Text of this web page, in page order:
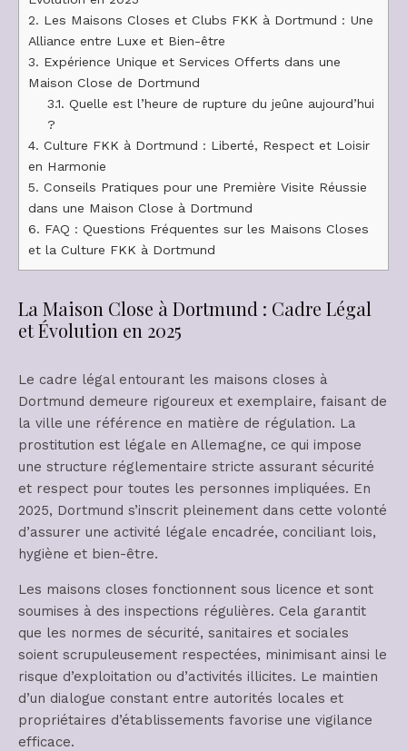
2. Les Maisons Closes et Clubs FKK à Dortmund : Une
Alliance entre Luxe et Bien-être
3. Expérience Unique et Services Offerts dans une
Maison Close de Dortmund
3.1. Quelle est l’heure de rupture du jeûne aujourd’hui
?
4. Culture FKK à Dortmund : Liberté, Respect et Loisir
en Harmonie
5. Conseils Pratiques pour une Première Visite Réussie
dans une Maison Close à Dortmund
6. FAQ : Questions Fréquentes sur les Maisons Closes
et la Culture FKK à Dortmund
La Maison Close à Dortmund : Cadre Légal
et Évolution en 2025
Le cadre légal entourant les maisons closes à
Dortmund demeure rigoureux et exemplaire, faisant de
la ville une référence en matière de régulation. La
prostitution est légale en Allemagne, ce qui impose
une structure réglementaire stricte assurant sécurité
et respect pour toutes les personnes impliquées. En
2025, Dortmund s’inscrit pleinement dans cette volonté
d’assurer une activité légale encadrée, conciliant lois,
hygiène et bien-être.
Les maisons closes fonctionnent sous licence et sont
soumises à des inspections régulières. Cela garantit
que les normes de sécurité, sanitaires et sociales
soient scrupuleusement respectées, minimisant ainsi le
risque d’exploitation ou d’activités illicites. Le maintien
d’un dialogue constant entre autorités locales et
propriétaires d’établissements favorise une vigilance
efficace.